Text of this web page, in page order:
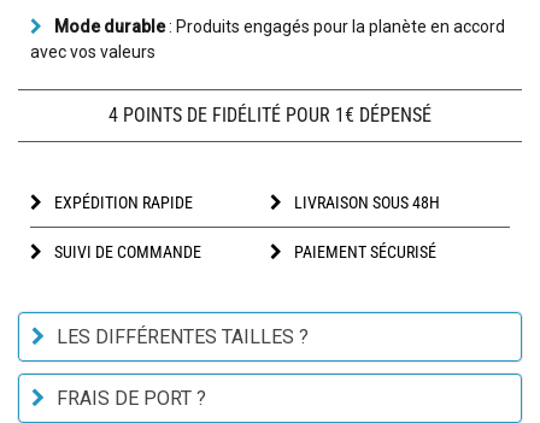
Mode durable: Produits engagés pour la planète en accord
avec vos valeurs
4 POINTS DE FIDÉLITÉ POUR 1€ DÉPENSÉ
EXPÉDITION RAPIDE LIVRAISON SOUS 48H
SUIVI DE COMMANDE PAIEMENT SÉCURISÉ
LES DIFFÉRENTES TAILLES ?
FRAIS DE PORT ?